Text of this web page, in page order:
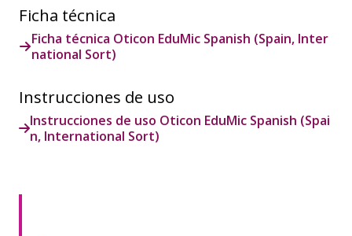
Ficha técnica
Ficha técnica Oticon EduMic Spanish (Spain, Inter
national Sort)
Instrucciones de uso
Instrucciones de uso Oticon EduMic Spanish (Spai
n, International Sort)